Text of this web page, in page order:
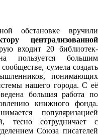
обстановке вручили
централизованной
входит 20 библиотек-
пользуется большим
сумела создать
понимающих
нашего города. С её
большая работа по
книжного фонда.
популяризацией
тесно сотрудничает с
Союза писателей